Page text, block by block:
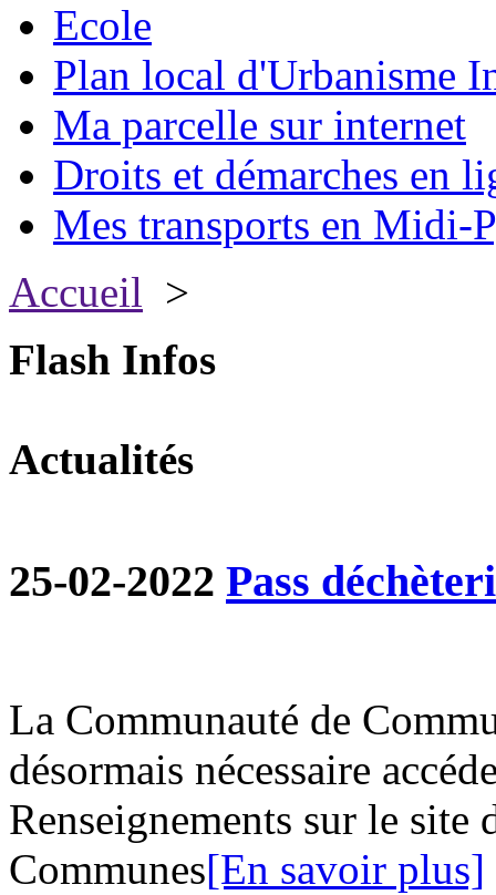
Ecole
Plan local d'Urbanisme
Ma parcelle sur internet
Droits et démarches en
Mes transports en Midi-
Accueil >
Flash Infos
Actualités
25-02-2022 Pass
La Communauté de
désormais nécessaire
Renseignements sur le site
Communes[En savoir plus]